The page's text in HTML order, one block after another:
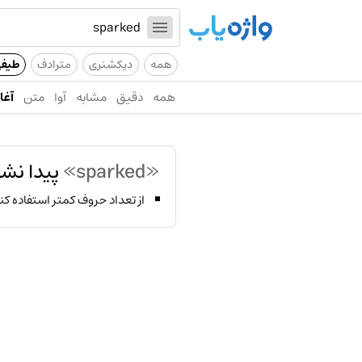
همه دیکشنری مترادف
همه دقیق مشابه آوا متن
«sparked» پیدا
از تعداد حروف کمتر استفاده